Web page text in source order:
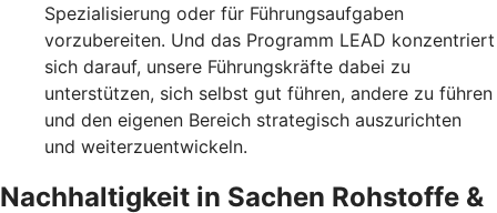
Spezialisierung oder für Führungsaufgaben
vorzubereiten. Und das Programm LEAD konzentriert
sich darauf, unsere Führungskräfte dabei zu
unterstützen, sich selbst gut führen, andere zu führen
und den eigenen Bereich strategisch auszurichten
und weiterzuentwickeln.
Nachhaltigkeit in Sachen Rohstoffe &